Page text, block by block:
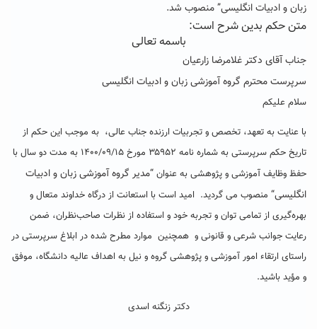
زبان و ادبیات انگلیسی” منصوب شد.
متن حکم بدین شرح است:
باسمه تعالی
جناب آقای دکتر غلامرضا زارعیان
سرپرست محترم گروه آموزشی زبان و ادبیات انگلیسی
سلام علیکم
با عنایت به تعهد، تخصص و تجربیات ارزنده جناب عالی، به موجب این حکم از
تاریخ حکم سرپرستی به شماره نامه ۳۵۹۵۲ مورخ ۱۴۰۰/۰۹/۱۵ به مدت دو سال با
حفظ وظایف آموزشی و پژوهشی به عنوان “مدیر گروه آموزشی زبان و ادبیات
انگلیسی“ منصوب می گردید. امید است با استعانت از درگاه خداوند متعال و
بهره‌گیری از تمامی توان و تجربه خود و استفاده از نظرات صاحب‌نظران، ضمن
رعایت جوانب شرعی و قانونی و همچنین موارد مطرح شده در ابلاغ سرپرستی در
راستای ارتقاء امور آموزشی و پژوهشی گروه و نیل به اهداف عالیه دانشگاه، موفق
و مؤید باشید.
دکتر زنگنه اسدی